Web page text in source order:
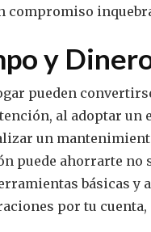
compromiso
y
pueden
al adoptar
un
puede ahorrarte
básicas
por tu